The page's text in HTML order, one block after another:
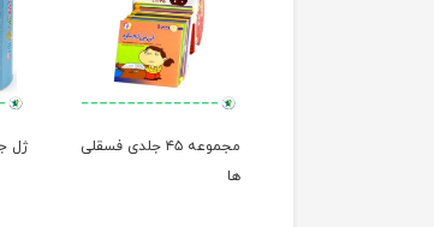
مجموعه ۴۵ جلدی فسقلی
ها
ژل